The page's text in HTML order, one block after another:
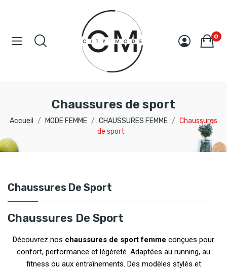
0
Chaussures de sport
Accueil MODE FEMME CHAUSSURES FEMME
Chaussures
de sport
Chaussures De Sport
Chaussures De Sport
Découvrez nos chaussures de sport femme conçues pour
confort, performance et légèreté. Adaptées au running, au
fitness ou aux entraînements. Des modèles stylés et